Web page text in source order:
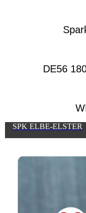
DE56
SPK ELBE-ELSTER